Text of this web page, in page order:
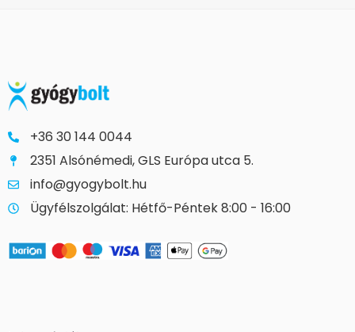
+36 30 144 0044
2351 Alsónémedi, GLS Európa utca 5.
info@gyogybolt.hu
Ügyfélszolgálat: Hétfő-Péntek 8:00 - 16:00